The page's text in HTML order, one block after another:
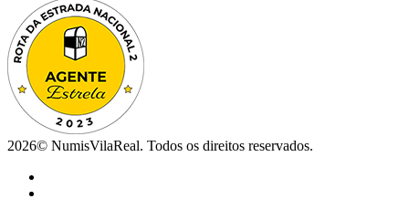
2026© NumisVilaReal. Todos os direitos reservados.